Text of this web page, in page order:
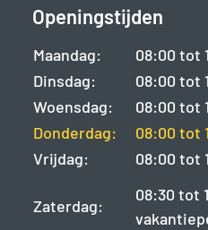
Openingstijden
Maandag:
08:00 tot
Dinsdag:
08:00 tot
Woensdag:
08:00 tot
Donderdag:
08:00 tot
Vrijdag:
08:00 tot
Zaterdag:
08:30 tot